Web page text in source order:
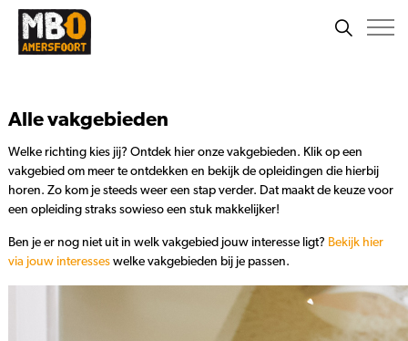
Alle vakgebieden
Welke richting kies jij? Ontdek hier onze vakgebieden. Klik op een
vakgebied om meer te ontdekken en bekijk de opleidingen die hierbij
horen. Zo kom je steeds weer een stap verder. Dat maakt de keuze voor
een opleiding straks sowieso een stuk makkelijker!
Ben je er nog niet uit in welk vakgebied jouw interesse ligt? Bekijk hier
via jouw interesses welke vakgebieden bij je passen.